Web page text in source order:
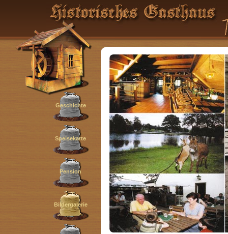
Startseite
Geschichte
Speisekarte
Pension
Bildergalerie